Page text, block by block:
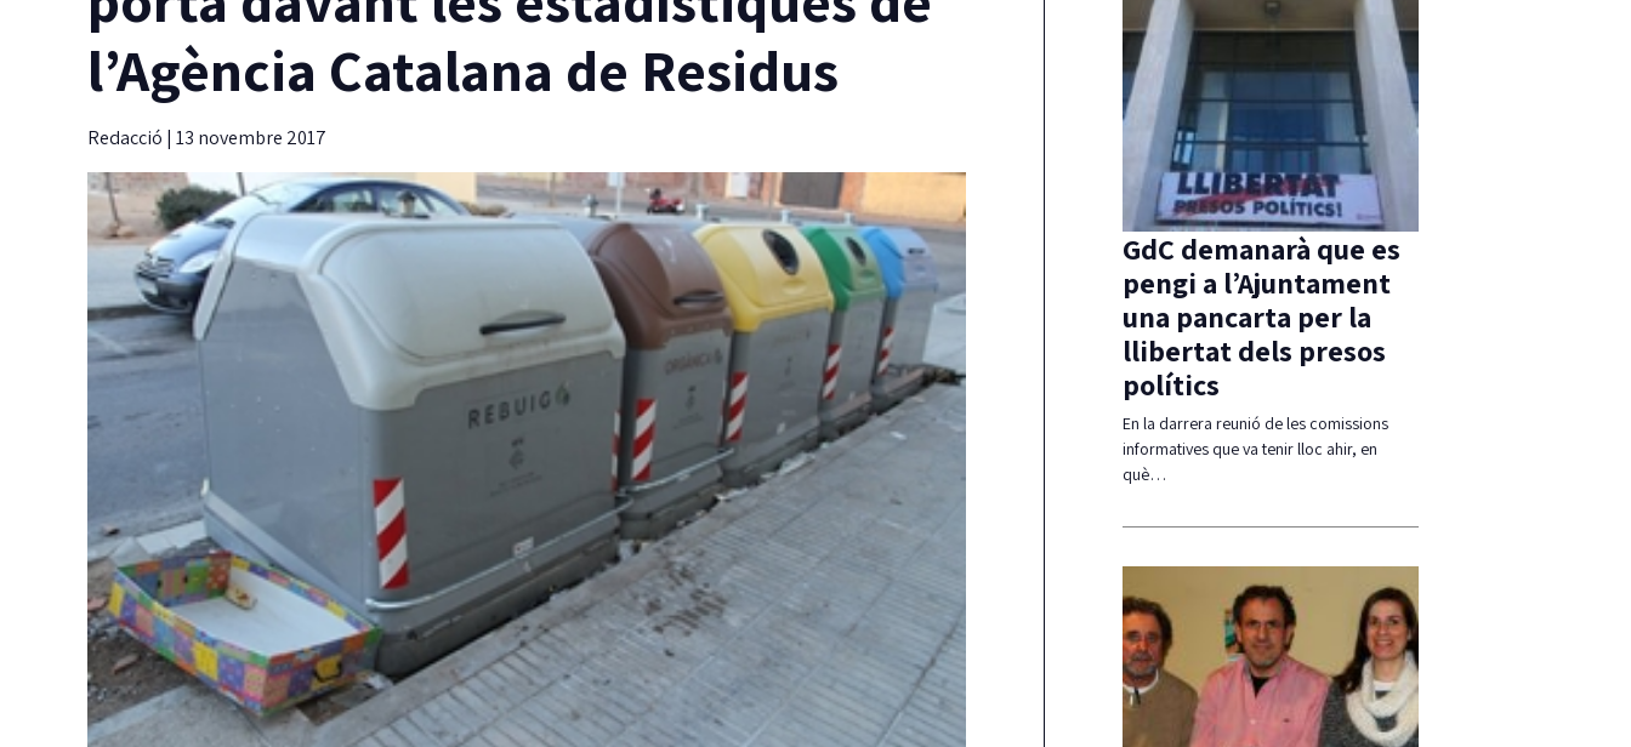
l’Agència Catalana de Residus
Redacció | 13 novembre 2017
GdC demanarà que es
pengi a l’Ajuntament
una pancarta per la
llibertat dels presos
polítics
En la darrera reunió de les comissions
informatives que va tenir lloc ahir, en
què…